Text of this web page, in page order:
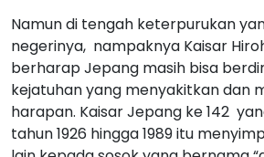
Namun di tengah keterpurukan
negerinya, nampaknya Kaisar
berharap Jepang masih bisa
kejatuhan yang menyakitkan dan
harapan. Kaisar Jepang ke 142
tahun 1926 hingga 1989 itu